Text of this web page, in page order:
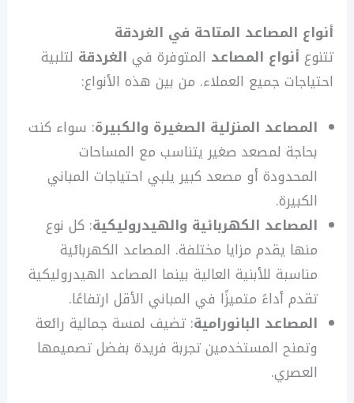
أنواع المصاعد المتاحة في الغردقة
تتنوع أنواع المصاعد المتوفرة في الغردقة لتلبية
احتياجات جميع العملاء. من بين هذه الأنواع:
المصاعد المنزلية الصغيرة والكبيرة: سواء كنت
بحاجة لمصعد صغير يتناسب مع المساحات
المحدودة أو مصعد كبير يلبي احتياجات المباني
الكبيرة.
المصاعد الكهربائية والهيدروليكية: كل نوع
منها يقدم مزايا مختلفة. المصاعد الكهربائية
مناسبة للأبنية العالية بينما المصاعد الهيدروليكية
تقدم أداءً متميزًا في المباني الأقل ارتفاعًا.
المصاعد البانورامية: تضيف لمسة جمالية رائعة
وتمنح المستخدمين تجربة فريدة بفضل تصميمها
العصري.